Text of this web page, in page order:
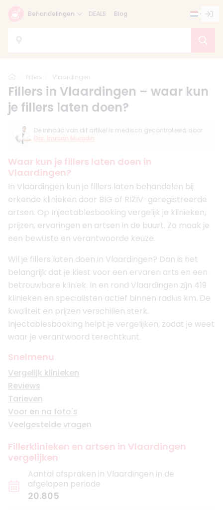
Behandelingen DEALS Blog
Home
Fillers Vlaardingen
Fillers in Vlaardingen – waar kun
je fillers laten doen?
De inhoud van dit artikel is medisch gecontroleerd door:
Drs. Imraan Muradin
Waar kun je fillers laten doen in
Vlaardingen?
In Vlaardingen kun je fillers laten behandelen bij
erkende klinieken door BIG of RIZIV-geregistreerde
artsen. Op Injectablesbooking vergelijk je klinieken,
prijzen, ervaringen en artsen in de buurt. Zo maak je
een bewuste en verantwoorde keuze.
Wil je fillers laten doen in Vlaardingen? Dan is het
belangrijk dat je kiest voor een ervaren arts en een
betrouwbare kliniek. In en rond Vlaardingen zijn 419
klinieken en specialisten actief binnen radius km. De
kwaliteit en prijzen verschillen sterk.
Injectablesbooking helpt je vergelijken, zodat je weet
waar je verantwoord terechtkunt.
Snelmenu
Vergelijk klinieken
Reviews
Tarieven
Voor en na foto's
Veelgestelde vragen
Fillerklinieken en artsen in Vlaardingen
vergelijken
Aantal afspraken in Vlaardingen in de
afgelopen periode
20.805